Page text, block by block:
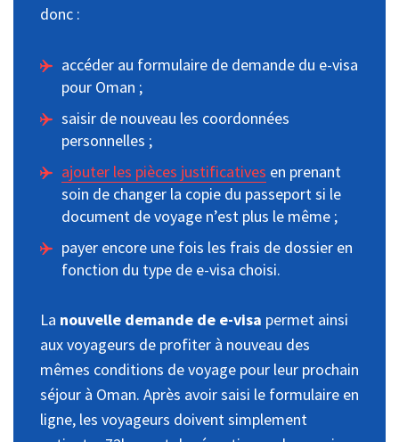
donc :
accéder au formulaire de demande du e-visa
pour Oman ;
saisir de nouveau les coordonnées
personnelles ;
ajouter les pièces justificatives en prenant
soin de changer la copie du passeport si le
document de voyage n’est plus le même ;
payer encore une fois les frais de dossier en
fonction du type de e-visa choisi.
La nouvelle demande de e-visa permet ainsi
aux voyageurs de profiter à nouveau des
mêmes conditions de voyage pour leur prochain
séjour à Oman. Après avoir saisi le formulaire en
ligne, les voyageurs doivent simplement